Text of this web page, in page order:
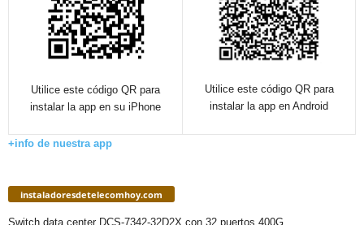
Utilice este código QR para
instalar la app en su iPhone
Utilice este código QR para
instalar la app en Android
+info de nuestra app
instaladoresdetelecomhoy.com
Switch data center DCS-7342-32D2X con 32 puertos 400G